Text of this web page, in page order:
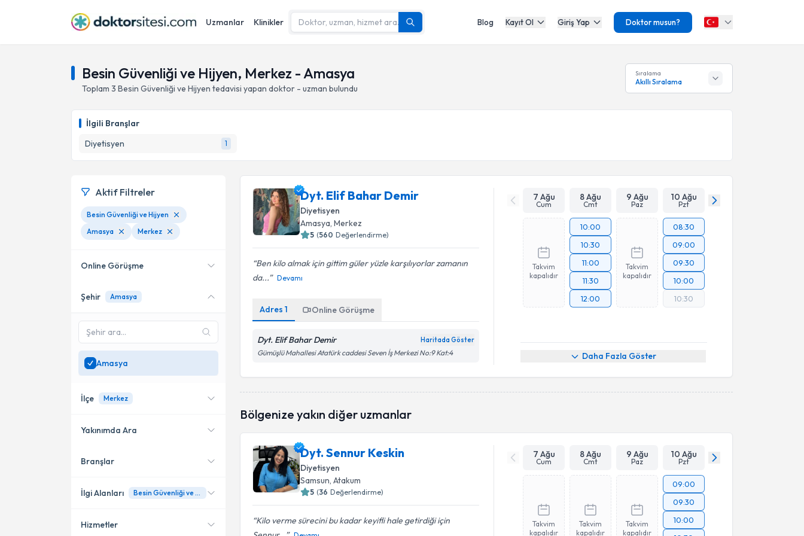
Uzmanlar Klinikler Blog Kayıt Ol Giriş Yap Doktor musun?
Besin Güvenliği ve Hijyen, Merkez - Amasya
Toplam 3 Besin Güvenliği ve Hijyen tedavisi yapan doktor - uzman bulundu
Sıralama
Akıllı Sıralama
İlgili Branşlar
Diyetisyen
1
Dyt. Elif Bahar Demir
Diyetisyen
Amasya, Merkez
5 (560 Değerlendirme)
Ben kilo almak için gittim güler yüzle karşılıyorlar zamanın
da...
Devamı
Adres1 Online Görüşme
Dyt. Elif Bahar Demir Haritada Göster
Gümüşlü Mahallesi Atatürk caddesi Seven İş Merkezi No:9 Kat:4
7 Ağu
Cum
8 Ağu
Cmt
9 Ağu
Paz
10 Ağu
Pzt
Takvim
kapalıdır
10:00
10:30
11:00
11:30
12:00
Takvim
kapalıdır
08:30
09:00
09:30
10:00
10:30
Daha Fazla Göster
Bölgenize yakın diğer uzmanlar
Dyt. Sennur Keskin
Diyetisyen
Samsun , Atakum
5 (36 Değerlendirme)
Kilo verme sürecini bu kadar keyifli hale getirdiği için
7 Ağu
Cum
8 Ağu
Cmt
9 Ağu
Paz
10 Ağu
Pzt
Takvim
kapalıdır
Takvim
kapalıdır
Takvim
kapalıdır
09:00
09:30
10:00
Aktif Filtreler
Besin Güvenliği ve Hijyen
Amasya
Merkez
Online Görüşme
Online danışmanlık sunan
SadeceAmasya
uzman ara
Şehir Amasya
Amasya
İlçe Merkez
Merkez
Yakınımda Ara
Konumuma yakın uzmanları
Branşlar
Diyetisyen
İlgi Alanları Besin Güvenliği ve Hijyen
Hizmetler